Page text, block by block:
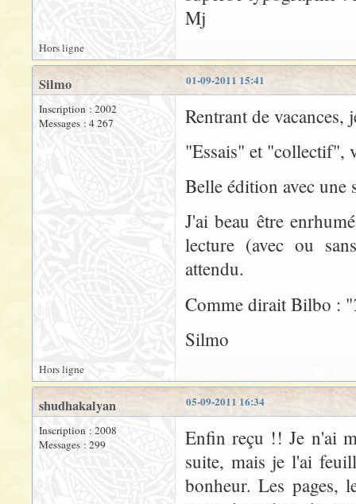
Mj
Hors ligne
01-09-2011 15:41
Silmo
Inscription : 2002
Messages : 4 267
Rentrant de
"Essais" et "collectif",
Belle édition avec
J'ai beau être
lecture (avec ou
attendu.
Comme dirait Bilbo : "
Silmo
Hors ligne
05-09-2011 16:34
shudhakalyan
Inscription : 2008
Messages : 299
Enfin reçu !! Je n'ai
suite, mais je l'ai
bonheur. Les pages,